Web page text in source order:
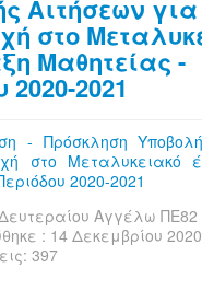
Αιτήσεων για
στο
Μαθητείας -
2020-2021
- Πρόσκληση
στο Μεταλυκειακό
2020-2021
Αγγέλω ΠΕ82
: 14 Δεκεμβρίου 2020
397